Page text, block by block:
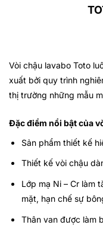
Vòi chậu lavabo Toto
xuất bởi quy trình
thị trường những mẫu
Đặc điểm nổi bật của
Sản phẩm thiết kế
Thiết kế vòi chậu
Lớp mạ Ni – Cr làm
mặt, hạn chế sự
Thân van được làm